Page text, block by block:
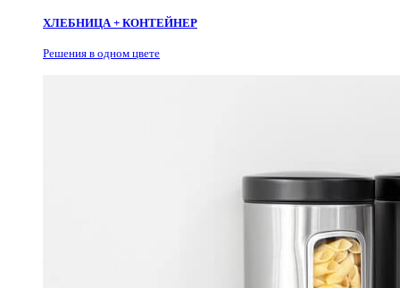
ХЛЕБНИЦА + КОНТЕЙНЕР
Решения в одном цвете